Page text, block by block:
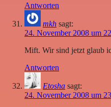
Antworten
mkh sagt:
24. November 2008 um
Mift. Wir sind jetzt glaub
Antworten
Etosha sagt:
24. November 2008 um